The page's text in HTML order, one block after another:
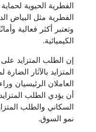
الفطرية الحيوية
الفطرية مثل البياض
وتعتبر أكثر فعالية
الكيميائية.
إن الطلب المتزايد
المتزايد بالآثار
العاملان الرئيسيان
أن يؤدي الطلب
السكاني والطلب
نمو السوق.